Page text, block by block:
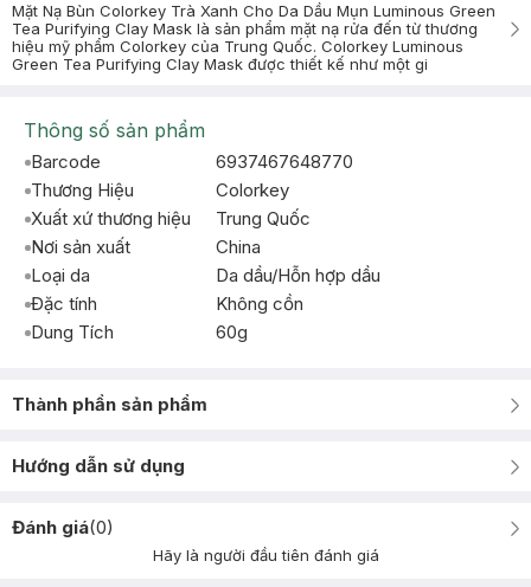
Mặt Nạ Bùn Colorkey Trà Xanh Cho Da Dầu Mụn Luminous Green
Tea Purifying Clay Mask là sản phẩm mặt nạ rửa đến từ thương
hiệu mỹ phẩm Colorkey của Trung Quốc. Colorkey Luminous
Green Tea Purifying Clay Mask được thiết kế như một gi
Thông số sản phẩm
Barcode
6937467648770
Thương Hiệu
Colorkey
Xuất xứ thương hiệu
Trung Quốc
Nơi sản xuất
China
Loại da
Da dầu/Hỗn hợp dầu
Đặc tính
Không cồn
Dung Tích
60g
Thành phần sản phẩm
Hướng dẫn sử dụng
Đánh giá(0)
Hãy là người đầu tiên đánh giá